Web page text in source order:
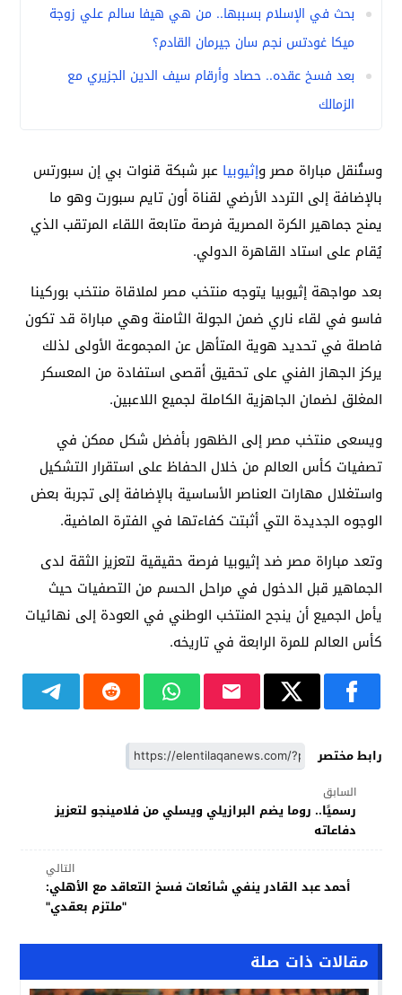
بحث في الإسلام بسببها.. من هي هيفا سالم علي زوجة
ميكا غودتس نجم سان جيرمان القادم؟
بعد فسخ عقده.. حصاد وأرقام سيف الدين الجزيري مع
الزمالك
وستُنقل مباراة مصر وإثيوبيا عبر شبكة قنوات بي إن سبورتس
بالإضافة إلى التردد الأرضي لقناة أون تايم سبورت وهو ما
يمنح جماهير الكرة المصرية فرصة متابعة اللقاء المرتقب الذي
يُقام على استاد القاهرة الدولي.
بعد مواجهة إثيوبيا يتوجه منتخب مصر لملاقاة منتخب بوركينا
فاسو في لقاء ناري ضمن الجولة الثامنة وهي مباراة قد تكون
فاصلة في تحديد هوية المتأهل عن المجموعة الأولى لذلك
يركز الجهاز الفني على تحقيق أقصى استفادة من المعسكر
المغلق لضمان الجاهزية الكاملة لجميع اللاعبين.
ويسعى منتخب مصر إلى الظهور بأفضل شكل ممكن في
تصفيات كأس العالم من خلال الحفاظ على استقرار التشكيل
واستغلال مهارات العناصر الأساسية بالإضافة إلى تجربة بعض
الوجوه الجديدة التي أثبتت كفاءتها في الفترة الماضية.
وتعد مباراة مصر ضد إثيوبيا فرصة حقيقية لتعزيز الثقة لدى
الجماهير قبل الدخول في مراحل الحسم من التصفيات حيث
يأمل الجميع أن ينجح المنتخب الوطني في العودة إلى نهائيات
كأس العالم للمرة الرابعة في تاريخه.
رابط مختصر
السابق
رسميًا.. روما يضم البرازيلي ويسلي من فلامينجو لتعزيز
دفاعاته
التالي
أحمد عبد القادر ينفي شائعات فسخ التعاقد مع الأهلي:
"ملتزم بعقدي"
مقالات ذات صلة